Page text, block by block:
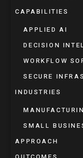
CAPABILITIES
APPLIED AI
DECISION
WORKFLOW
SECURE
INDUSTRIES
SMALL
APPROACH